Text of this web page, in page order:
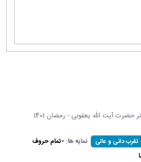
حضرت آیت الله یعقوبی - رمضان 1401
تقرب دانی و عالی نمایه ها: -تمام حروف